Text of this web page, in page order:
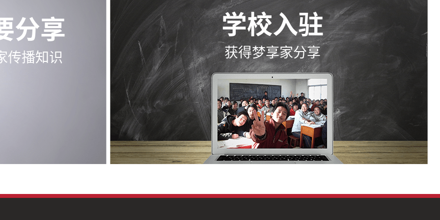
分享
传播知识
学校入驻
获得梦享家分享